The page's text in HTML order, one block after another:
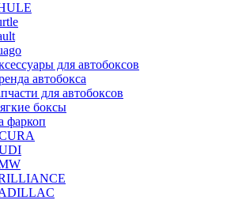
для автобоксов
автобокса
для автобоксов
боксы
фаркоп